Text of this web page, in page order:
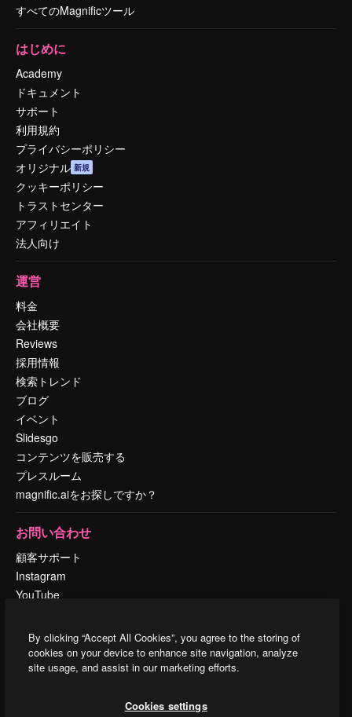
すべてのMagnificツール
はじめに
Academy
ドキュメント
サポート
利用規約
プライバシーポリシー
オリジナル 新規
クッキーポリシー
トラストセンター
アフィリエイト
法人向け
運営
料金
会社概要
Reviews
採用情報
検索トレンド
ブログ
イベント
Slidesgo
コンテンツを販売する
プレスルーム
magnific.aiをお探しですか？
お問い合わせ
顧客サポート
Instagram
YouTube
TikTok
Discord
By clicking “Accept All Cookies”, you agree to the storing of
cookies on your device to enhance site navigation, analyze
site usage, and assist in our marketing efforts.
Cookies settings